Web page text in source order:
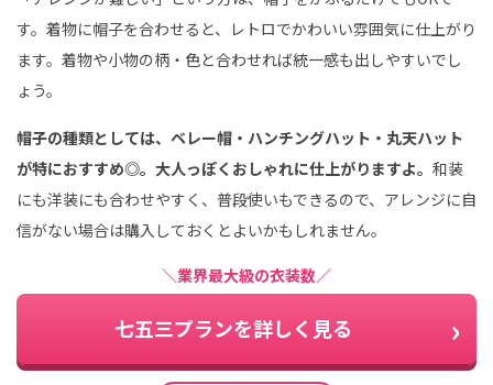
す。着物に帽子を合わせると、レトロでかわいい雰囲気に仕上がり
ます。着物や小物の柄・色と合わせれば統一感も出しやすいでし
ょう。
帽子の種類としては、ベレー帽・ハンチングハット・丸天ハット
が特におすすめ◎。大人っぽくおしゃれに仕上がりますよ。 和装
にも洋装にも合わせやすく、普段使いもできるので、アレンジに自
信がない場合は購入しておくとよいかもしれません。
＼業界最大級の衣装数／
七五三プランを詳しく見る